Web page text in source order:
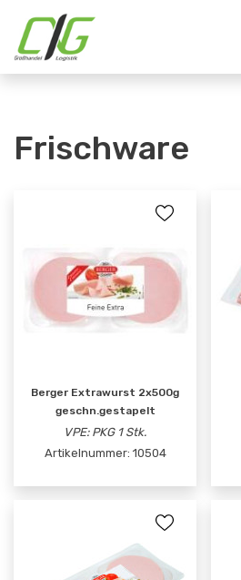
Frischware
Berger Extrawurst 2x500g
geschn.gestapelt
VPE: PKG 1 Stk.
Artikelnummer: 10504